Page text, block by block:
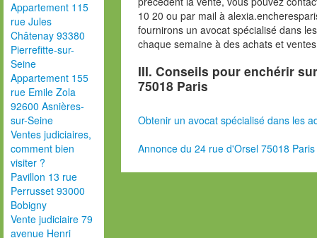
Appartement 115
rue Jules
Châtenay 93380
Pierrefitte-sur-
Seine
Appartement 155
rue Emile Zola
92600 Asnières-
sur-Seine
Ventes judiciaires,
comment bien
visiter ?
Pavillon 13 rue
Perrusset 93000
Bobigny
Vente judiciaire 79
avenue Henri
10 20 ou par mail à
fournirons un avocat spécialisé dans
chaque semaine à des achats et
III. Conseils pour enchérir
75018 Paris
Obtenir un avocat spécialisé dans les
Annonce du 24 rue d'Orsel 75018 Paris